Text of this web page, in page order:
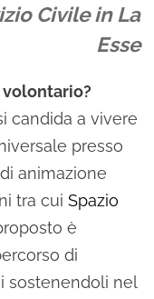
Civile in La
Esse
candida a vivere
presso
animazione
tra cui Spazio
è
di
sostenendoli nel